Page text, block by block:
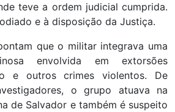
teve a ordem judicial cumprida.
e à disposição da Justiça.
que o militar integrava uma
envolvida em extorsões
e outros crimes violentos. De
o grupo atuava na
de Salvador e também é suspeito